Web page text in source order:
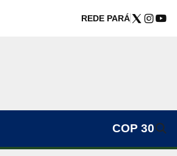
REDE PARÁ
COP 30